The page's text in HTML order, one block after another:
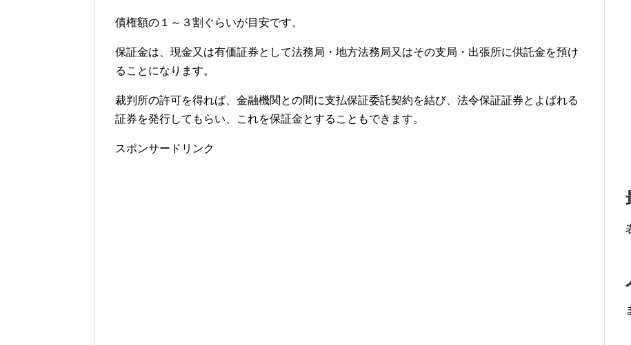
債権額の１～３割ぐらいが目安です。
保証金は、現金又は有価証券として法務局・地方法務局又はその支局・出張所に供託金を預け
ることになります。
裁判所の許可を得れば、金融機関との間に支払保証委託契約を結び、法令保証証券とよばれる
証券を発行してもらい、これを保証金とすることもできます。
スポンサードリンク